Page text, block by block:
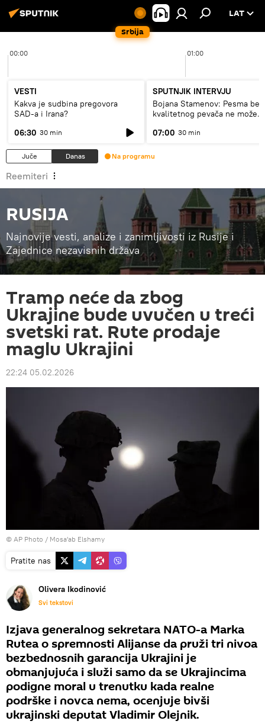
Srbija
LAT
00:00 01:00
VESTI
Kakva je sudbina pregovora
SAD-a i Irana?
06:30 30 min
SPUTNJIK INTERVJU
Bojana Stamenov: Pesma bez
kvalitetnog pevača ne može
07:00 30 min
Juče Danas Na programu
Reemiteri
RUSIJA
Najnovije vesti, analize i zanimljivosti iz Rusije i
Zajednice nezavisnih država
Tramp neće da zbog
Ukrajine bude uvučen u treći
svetski rat. Rute prodaje
maglu Ukrajini
22:24 05.02.2026
© AP Photo / Mosa'ab Elshamy
Pratite nas
Olivera Ikodinović
Svi tekstovi
Izjava generalnog sekretara NATO-a Marka
Rutea o spremnosti Alijanse da pruži tri nivoa
bezbednosnih garancija Ukrajini je
obmanjujuća i služi samo da se Ukrajincima
podigne moral u trenutku kada realne
podrške i novca nema, ocenjuje bivši
ukrajinski deputat Vladimir Olejnik.